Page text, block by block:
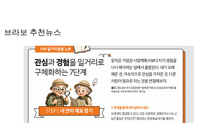
브라보 추천뉴스